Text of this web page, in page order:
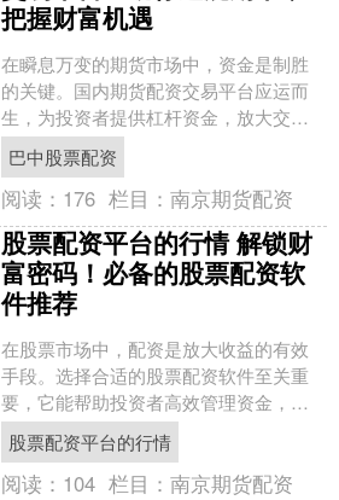
把握财富机遇
在瞬息万变的期货市场中，资金是制胜
的关键。国内期货配资交易平台应运而
生，为投资者提供杠杆资金，放大交易
规模，提升获利空间。 股票配资的利息
通常较高，这吸引了许多....
巴中股票配资
阅读： 176 栏目：南京期货配资
股票配资平台的行情 解锁财
富密码！必备的股票配资软
件推荐
在股票市场中，配资是放大收益的有效
手段。选择合适的股票配资软件至关重
要，它能帮助投资者高效管理资金，提
升投资收益。 恒信期货是国内领先的期
货公司，提供专业的期货....
股票配资平台的行情
阅读： 104 栏目：南京期货配资